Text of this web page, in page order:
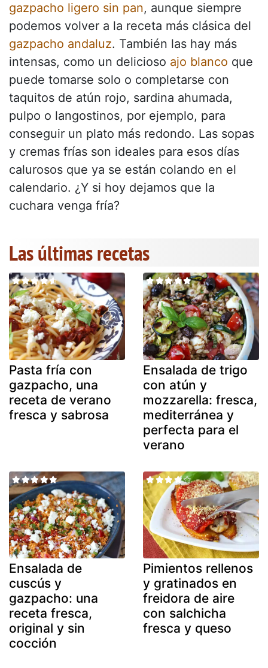
gazpacho ligero sin pan, aunque siempre
podemos volver a la receta más clásica del
gazpacho andaluz. También las hay más
intensas, como un delicioso ajo blanco que
puede tomarse solo o completarse con
taquitos de atún rojo, sardina ahumada,
pulpo o langostinos, por ejemplo, para
conseguir un plato más redondo. Las sopas
y cremas frías son ideales para esos días
calurosos que ya se están colando en el
calendario. ¿Y si hoy dejamos que la
cuchara venga fría?
Las últimas recetas
Pasta fría con
gazpacho, una
receta de verano
fresca y sabrosa
Ensalada de trigo
con atún y
mozzarella: fresca,
mediterránea y
perfecta para el
verano
Ensalada de
cuscús y
gazpacho: una
receta fresca,
original y sin
cocción
Pimientos rellenos
y gratinados en
freidora de aire
con salchicha
fresca y queso